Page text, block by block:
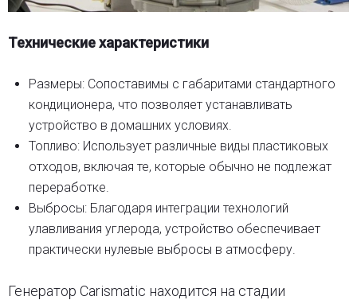
Технические характеристики
Размеры: Сопоставимы с габаритами стандартного
кондиционера, что позволяет устанавливать
устройство в домашних условиях.
Топливо: Использует различные виды пластиковых
отходов, включая те, которые обычно не подлежат
переработке.
Выбросы: Благодаря интеграции технологий
улавливания углерода, устройство обеспечивает
практически нулевые выбросы в атмосферу.
Генератор Carismatic находится на стадии